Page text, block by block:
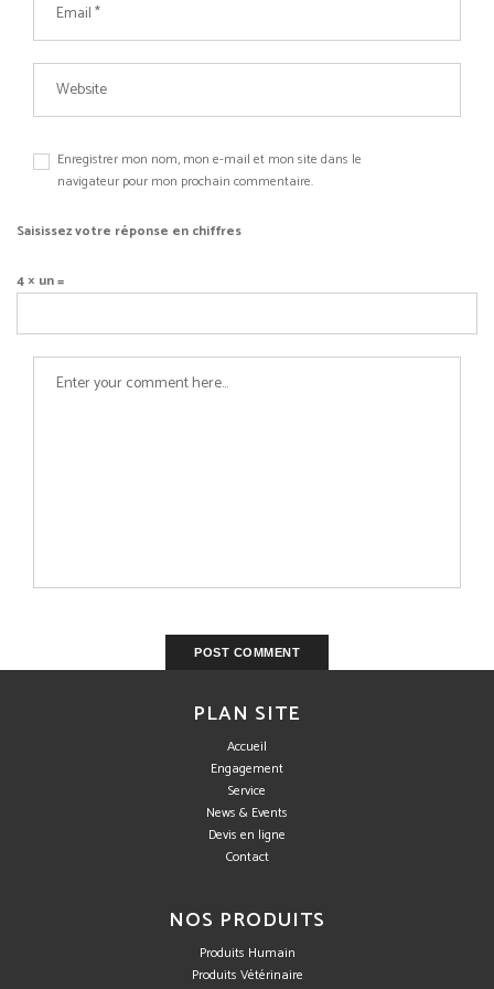
Enregistrer mon nom, mon e-mail et mon site dans le
navigateur pour mon prochain commentaire.
Saisissez votre réponse en chiffres
4 × un =
PLAN SITE
Accueil
Engagement
Service
News & Events
Devis en ligne
Contact
NOS PRODUITS
Produits Humain
Produits Vétérinaire